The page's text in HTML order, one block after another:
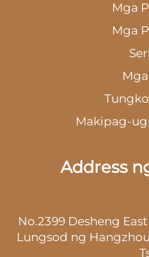
Mga
Mga
Makipag-
Address
No.2399 Desheng
Lungsod ng